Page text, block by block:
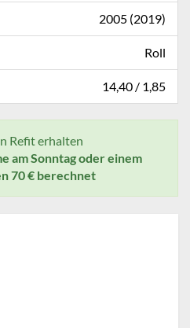
2005 (2019)
Roll
14,40 / 1,85
Refit erhalten
am Sonntag oder einem
70 € berechnet